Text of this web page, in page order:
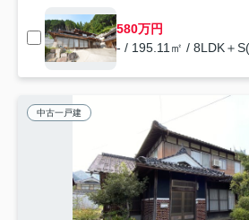
580万円
- / 195.11㎡ / 8LDK＋
中古一戸建